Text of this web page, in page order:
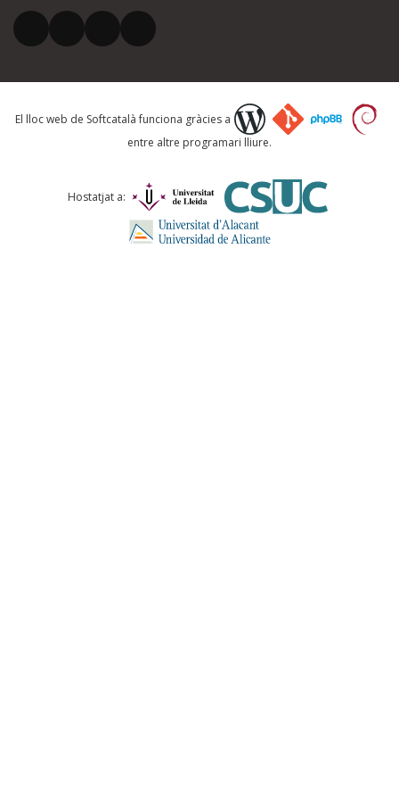
El vostre correu electrònic *
Què proposeu?
Comentari *
El lloc web de Softcatalà funciona gràcies a
entre altre programari lliure.
Hostatjat a: